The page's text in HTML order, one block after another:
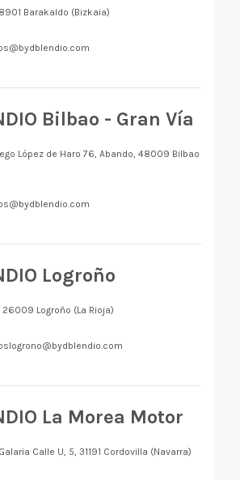
Barakaldo (Bizkaia)
Bilbao - Gran Vía
López de Haro 76, Abando, 48009 Bilbao
Logroño
26009 Logroño (La Rioja)
La Morea Motor
Calle U, 5, 31191 Cordovilla (Navarra)